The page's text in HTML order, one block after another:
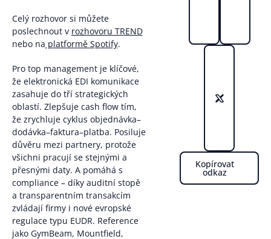
Celý rozhovor si můžete
poslechnout v rozhovoru TREND
nebo na platformě Spotify.
Pro top management je klíčové,
že elektronická EDI komunikace
zasahuje do tří strategických
oblastí. Zlepšuje cash flow tím,
že zrychluje cyklus objednávka–
dodávka–faktura–platba. Posiluje
důvěru mezi partnery, protože
všichni pracují se stejnými a
přesnými daty. A pomáhá s
compliance – díky auditní stopě
a transparentním transakcím
zvládají firmy i nové evropské
regulace typu EUDR. Reference
jako GymBeam, Mountfield,
Kopírovat
odkaz